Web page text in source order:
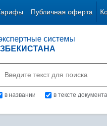
Публичная оферта
системы
в названии в тексте документа